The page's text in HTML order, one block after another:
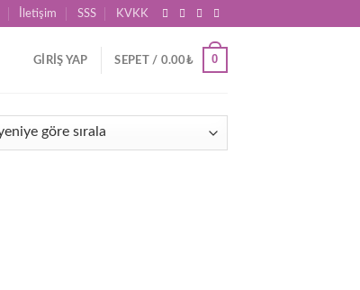
İletişim SSS KVKK
GIRIŞ YAP SEPET / 0.00₺ 0